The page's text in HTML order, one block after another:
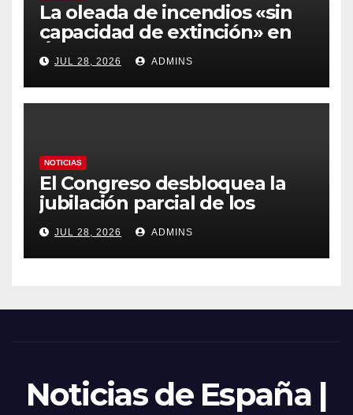
La oleada de incendios «sin
capacidad de extinción» en
Ávila y al oeste de Madrid
obliga a declarar la
emergencia nacional
JUL 28, 2026 ADMINS
NOTICIAS
El Congreso desbloquea la
jubilación parcial de los
trabajadores laborales del
sector público
JUL 28, 2026 ADMINS
Noticias de España |